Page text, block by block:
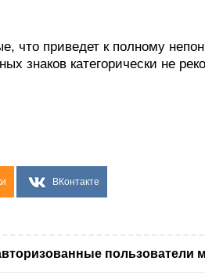
что приведет к полному
знаков категорически не
ВКонтакте
пользователи